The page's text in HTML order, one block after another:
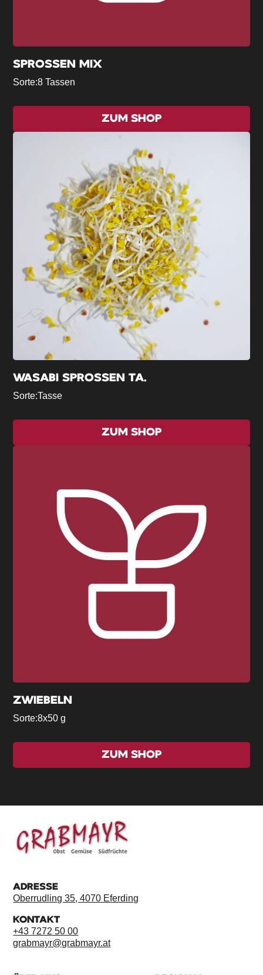
SPROSSEN MIX
Sorte:8 Tassen
ZUM SHOP
WASABI SPROSSEN TA.
Sorte:Tasse
ZUM SHOP
ZWIEBELN
Sorte:8x50 g
ZUM SHOP
ADRESSE
Oberrudling 35, 4070 Eferding
KONTAKT
+43 7272 50 00
grabmayr@grabmayr.at